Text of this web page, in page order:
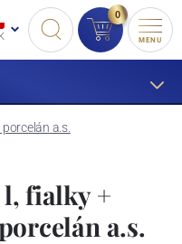
0
MENU
porcelán a.s.
l, fialky +
a.s.